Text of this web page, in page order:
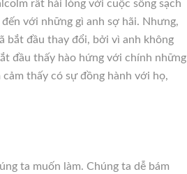
rất hài lòng với cuộc sống sạch
với những gì anh sợ hãi. Nhưng,
bắt đầu thay đổi, bởi vì anh không
đầu thấy hào hứng với chính những
thấy có sự đồng hành với họ,
ta muốn làm. Chúng ta dễ bám